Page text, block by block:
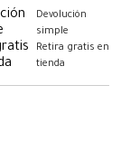
Devolución
simple
Retira gratis en
tienda